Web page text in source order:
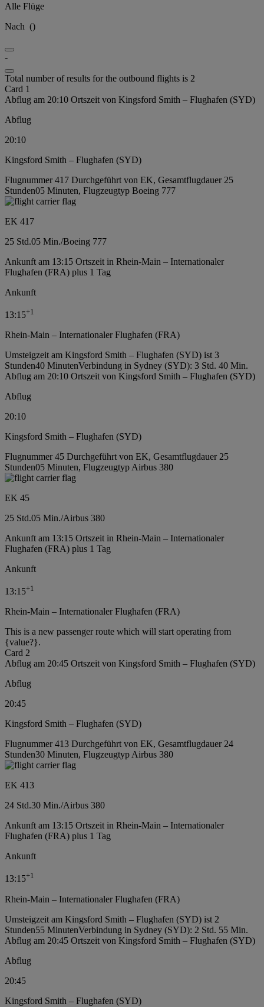
Alle Flüge
Nach ()
-
Total number of results for the outbound flights is 2
Card 1
Abflug am 20:10 Ortszeit von Kingsford Smith – Flughafen (SYD)
Abflug
20:10
Kingsford Smith – Flughafen (SYD)
Flugnummer 417 Durchgeführt von EK, Gesamtflugdauer 25
Stunden05 Minuten, Flugzeugtyp Boeing 777
EK 417
25 Std.05 Min./Boeing 777
Ankunft am 13:15 Ortszeit in Rhein-Main – Internationaler
Flughafen (FRA) plus 1 Tag
Ankunft
13:15+1
Rhein-Main – Internationaler Flughafen (FRA)
Umsteigzeit am Kingsford Smith – Flughafen (SYD) ist 3
Stunden40 MinutenVerbindung in Sydney (SYD): 3 Std. 40 Min.
Abflug am 20:10 Ortszeit von Kingsford Smith – Flughafen (SYD)
Abflug
20:10
Kingsford Smith – Flughafen (SYD)
Flugnummer 45 Durchgeführt von EK, Gesamtflugdauer 25
Stunden05 Minuten, Flugzeugtyp Airbus 380
EK 45
25 Std.05 Min./Airbus 380
Ankunft am 13:15 Ortszeit in Rhein-Main – Internationaler
Flughafen (FRA) plus 1 Tag
Ankunft
13:15+1
Rhein-Main – Internationaler Flughafen (FRA)
This is a new passenger route which will start operating from
{value?}.
Card 2
Abflug am 20:45 Ortszeit von Kingsford Smith – Flughafen (SYD)
Abflug
20:45
Kingsford Smith – Flughafen (SYD)
Flugnummer 413 Durchgeführt von EK, Gesamtflugdauer 24
Stunden30 Minuten, Flugzeugtyp Airbus 380
EK 413
24 Std.30 Min./Airbus 380
Ankunft am 13:15 Ortszeit in Rhein-Main – Internationaler
Flughafen (FRA) plus 1 Tag
Ankunft
13:15+1
Rhein-Main – Internationaler Flughafen (FRA)
Umsteigzeit am Kingsford Smith – Flughafen (SYD) ist 2
Stunden55 MinutenVerbindung in Sydney (SYD): 2 Std. 55 Min.
Abflug am 20:45 Ortszeit von Kingsford Smith – Flughafen (SYD)
Abflug
20:45
Kingsford Smith – Flughafen (SYD)